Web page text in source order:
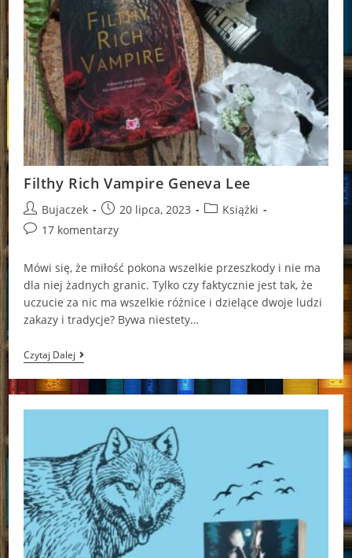
Filthy Rich Vampire Geneva Lee
Post
author:
Bujaczek
Post
published:
20 lipca, 2023
PostKsiążki
Post17 komentarzy
Mówi się, że miłość pokona wszelkie przeszkody i nie ma
dla niej żadnych granic. Tylko czy faktycznie jest tak, że
uczucie za nic ma wszelkie różnice i dzielące dwoje ludzi
zakazy i tradycje? Bywa niestety…
Czytaj DalejFilthy
Rich
Vampire
Geneva